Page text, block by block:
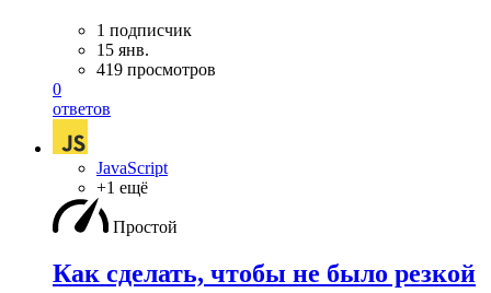
1 подписчик
15 янв.
419 просмотров
0
ответов
JavaScript
+1 ещё
Простой
Как сделать, чтобы не было резкой